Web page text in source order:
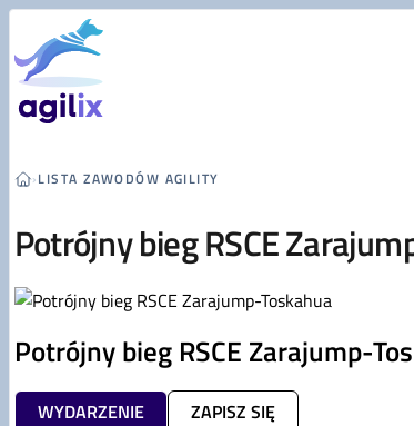
Przejdź do treści
›LISTA ZAWODÓW AGILITY
Potrójny bieg RSCE
Potrójny bieg RSCE Zarajump-
WYDARZENIE ZAPISZ SIĘ